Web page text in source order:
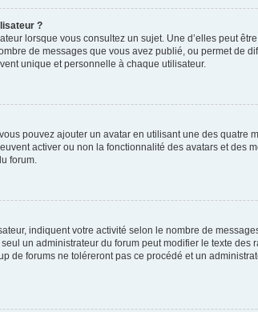
?
lorsque vous consultez un sujet. Une d’elles peut
de messages que vous avez publié, ou permet de
unique et personnelle à chaque utilisateur.
pouvez ajouter un avatar en utilisant une des
activer ou non la fonctionnalité des avatars et
forum.
indiquent votre activité selon le nombre de
un administrateur du forum peut modifier le texte
de forums ne toléreront pas ce procédé et un